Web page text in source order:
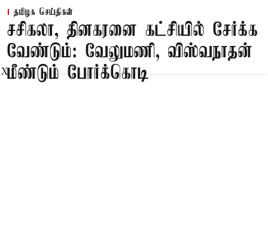
தமிழக செய்திகள்
சசிகலா, தினகரனை கட்சியில் சேர்க்க
வேண்டும்: வேலுமணி, விஸ்வநாதன்
மீண்டும் போர்க்கொடி
X